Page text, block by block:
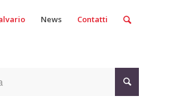
News Contatti